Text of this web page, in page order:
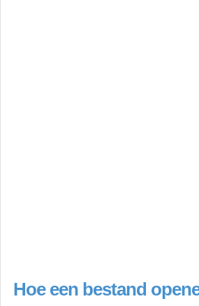
Hoe een bestand